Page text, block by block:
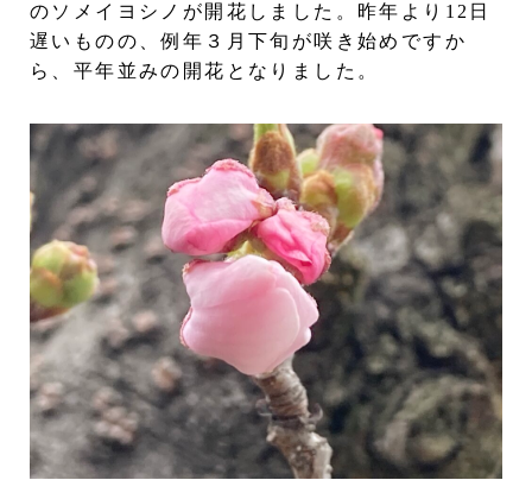
のソメイヨシノが開花しました。昨年より12日
遅いものの、例年３月下旬が咲き始めですか
ら、平年並みの開花となりました。